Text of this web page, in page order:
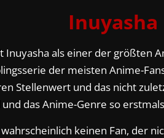
Inuyasha
als einer der größten
der meisten Anime-
Stellenwert und das nicht
das Anime-Genre so
keinen Fan, der